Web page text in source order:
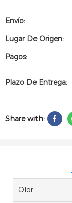
Envío:
Lugar De Origen:
Pagos:
Plazo De Entrega:
Share with:
Olor